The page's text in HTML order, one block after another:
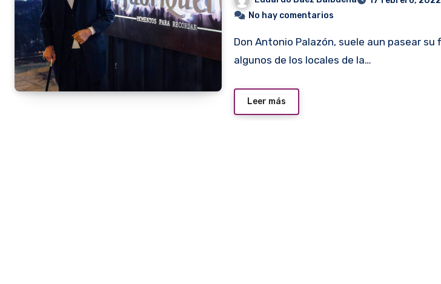
No hay comentarios
Don Antonio Palazón, suele aun pasear su figura por
algunos de los locales de la…
Leer más